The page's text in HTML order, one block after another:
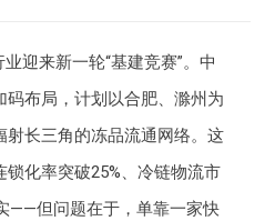
迎来新一轮“基建竞赛”。中
布局，计划以合肥、滁州为
射长三角的冻品流通网络。这
化率突破25%、冷链物流市
——但问题在于，单靠一家快